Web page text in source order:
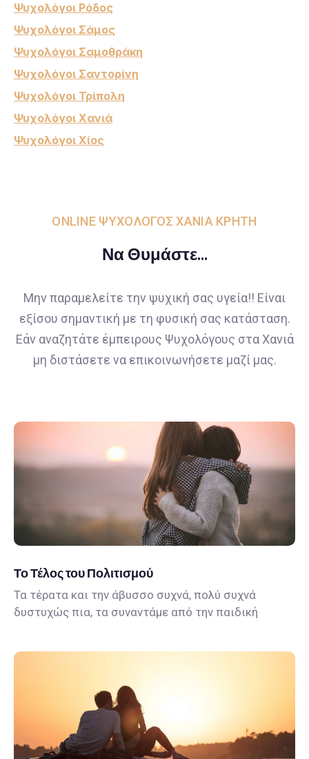
Ψυχολόγοι Ρόδος
Ψυχολόγοι Σάμος
Ψυχολόγοι Σαμοθράκη
Ψυχολόγοι Σαντορίνη
Ψυχολόγοι Τρίπολη
Ψυχολόγοι Χανιά
Ψυχολόγοι Χίος
ONLINE ΨΥΧΟΛΟΓΟΣ ΧΑΝΙΑ ΚΡΗΤΗ
Να Θυμάστε...
Μην παραμελείτε την ψυχική σας υγεία!! Είναι
εξίσου σημαντική με τη φυσική σας κατάσταση.
Εάν αναζητάτε έμπειρους Ψυχολόγους στα Χανιά
μη διστάσετε να επικοινωνήσετε μαζί μας.
Το Τέλος του Πολιτισμού
Τα τέρατα και την άβυσσο συχνά, πολύ συχνά
δυστυχώς πια, τα συναντάμε από την παιδική